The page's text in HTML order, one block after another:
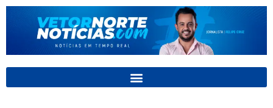
para
conteúdo